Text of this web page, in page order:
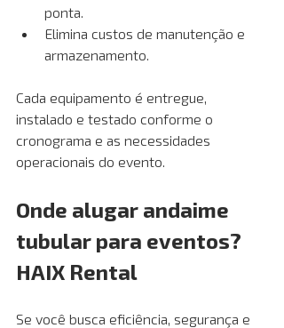
ponta.
Elimina custos de manutenção e
armazenamento.
Cada equipamento é entregue,
instalado e testado conforme o
cronograma e as necessidades
operacionais do evento.
Onde alugar andaime
tubular para eventos?
HAIX Rental
Se você busca eficiência, segurança e